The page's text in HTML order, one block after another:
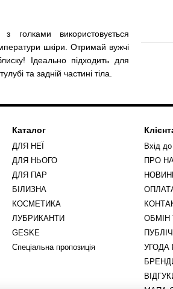
голками використовується
шкіри. Отримай вужчі
Ідеально підходить для
та задній частині тіла.
Каталог
ДЛЯ НЕЇ
ДЛЯ НЬОГО
ДЛЯ ПАР
БІЛИЗНА
КОСМЕТИКА
ЛУБРИКАНТИ
GESKE
Спеціальна пропозиція
Вхід до
ПРО
ОБМІН
УГОДА